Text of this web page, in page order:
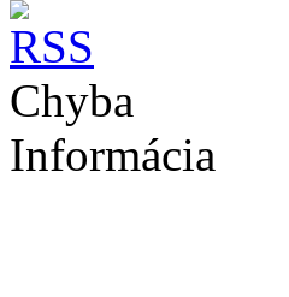
Chyba
Informácia